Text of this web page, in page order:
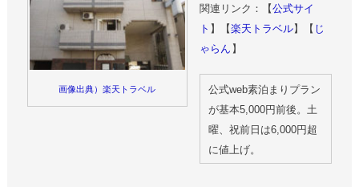
画像出典）楽天トラベル
関連リンク：【公式サイ
ト 】【楽天トラベル】【 じ
ゃらん 】
公式web素泊まりプラン
が基本5,000円前後。土
曜、祝前日は6,000円超
に値上げ。